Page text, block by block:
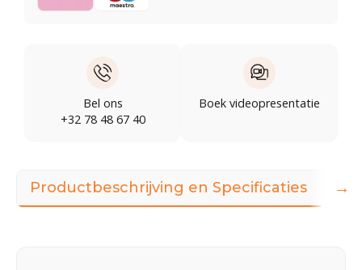
Bel ons
+32 78 48 67 40
Boek videopresentatie
Productbeschrijving en Specificaties →